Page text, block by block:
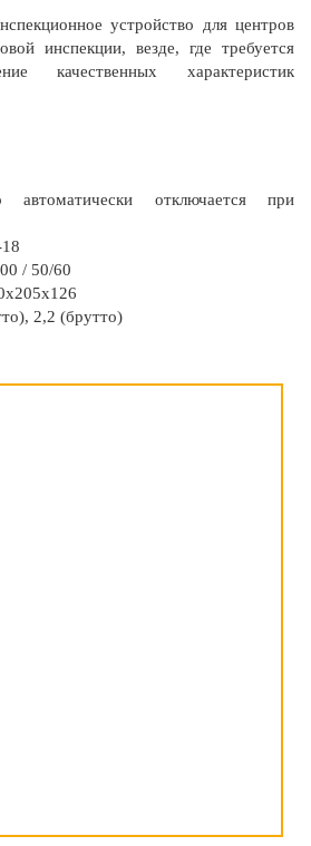
устройство для центров
инспекции, везде, где требуется
качественных характеристик
автоматически отключается при
/ 50/60
2,2 (брутто)